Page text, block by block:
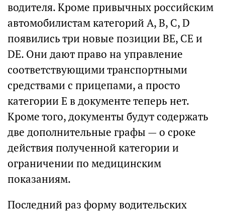
водителя. Кроме привычных российским
автомобилистам категорий А, В, С, D
появились три новые позиции ВЕ, СЕ и
DE. Они дают право на управление
соответствующими транспортными
средствами с прицепами, а просто
категории Е в документе теперь нет.
Кроме того, документы будут содержать
две дополнительные графы — о сроке
действия полученной категории и
ограничении по медицинским
показаниям.
Последний раз форму водительских